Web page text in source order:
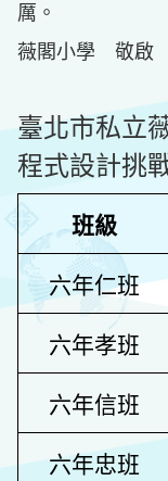
厲。
薇閣小學 敬啟
臺北市私立
程式設計挑
班級
六年仁班
六年孝班
六年信班
六年忠班